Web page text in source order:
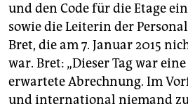
und den Code für die Etage
sowie die Leiterin der
Bret, die am 7. Januar 2015
war. Bret: „Dieser Tag war
erwartete Abrechnung. Im
und international niemand